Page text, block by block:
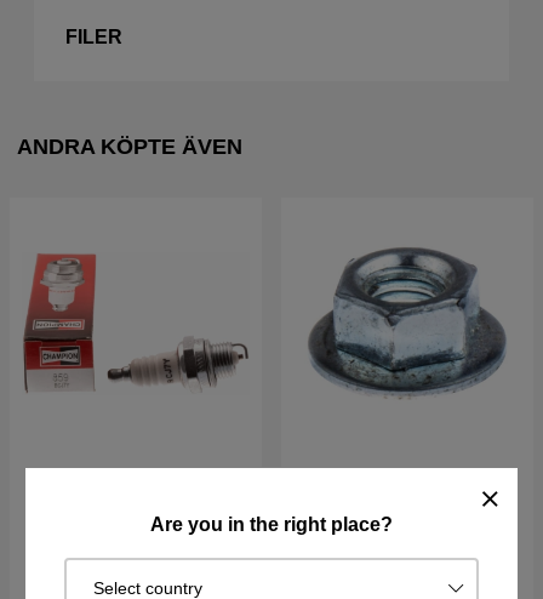
Are you in the right place?
Select country
FILER
ANDRA KÖPTE ÄVEN